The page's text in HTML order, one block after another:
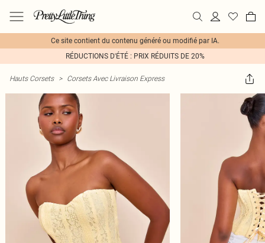
Ce site contient du contenu généré ou modifié par IA.
RÉDUCTIONS D'ÉTÉ : PRIX RÉDUITS DE 20%
Hauts Corsets > Corsets Avec Livraison Express